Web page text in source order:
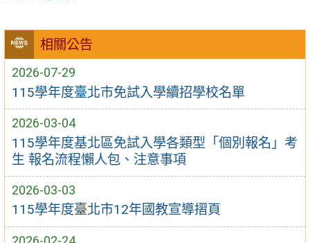
相關公告
2026-07-29
115學年度臺北市免試入學續招學校名單
2026-03-04
115學年度基北區免試入學各類型「個別報名」考
生 報名流程懶人包、注意事項
2026-03-03
115學年度臺北市12年國教宣導摺頁